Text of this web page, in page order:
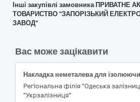
Інші закупівлі замовника ПРИВАТНЕ
ТОВАРИСТВО "ЗАПОРІЗЬКИЙ
ЗАВОД"
Вас може зацікавити
Регіональна філія "Одеська
"Укрзалізниця"